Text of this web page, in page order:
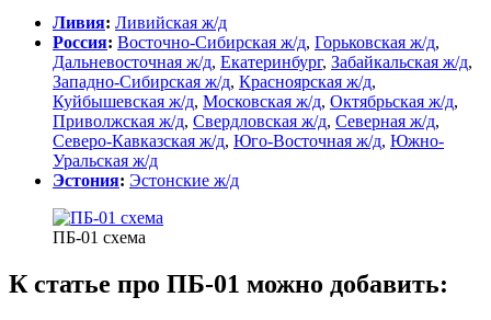
Ливия: Ливийская ж/д
Россия: Восточно-Сибирская ж/д, Горьковская ж/д,
Дальневосточная ж/д, Екатеринбург, Забайкальская ж/д,
Западно-Cибирская ж/д, Красноярская ж/д,
Куйбышевская ж/д, Московская ж/д, Октябрьская ж/д,
Приволжская ж/д, Свердловская ж/д, Северная ж/д,
Северо-Кавказская ж/д, Юго-Восточная ж/д, Южно-
Уральская ж/д
Эстония: Эстонские ж/д
ПБ-01 схема
К статье про ПБ-01 можно добавить: